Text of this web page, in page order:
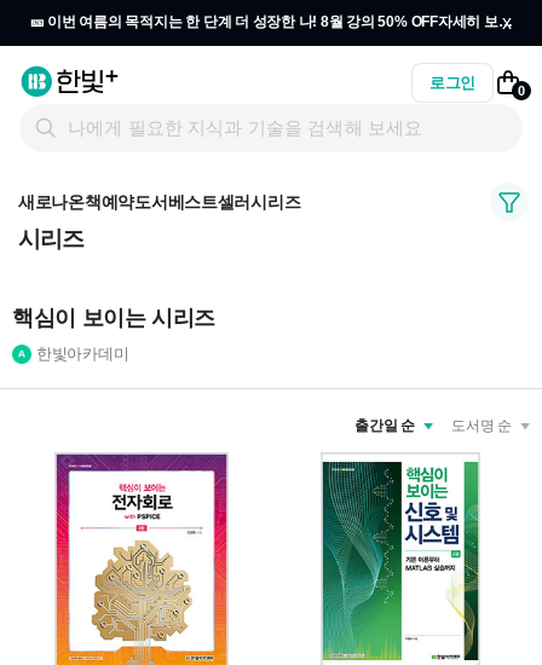
🎫 이번 여름의 목적지는 한 단계 더 성장한 나! 8월 강의 50% OFF자세히 보기
x
로그인 0
새로나온책예약도서베스트셀러시리즈
시리즈
핵심이 보이는 시리즈
한빛아카데미
도서명 순
출간일 순